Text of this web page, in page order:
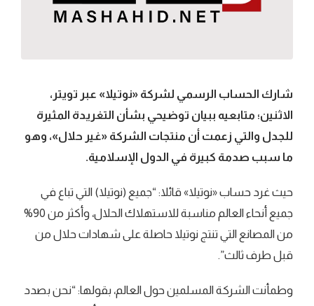
شارك الحساب الرسمي لشركة «نوتيلا» عبر تويتر،
الاثنين؛ متابعيه ببيان توضيحي بشأن التغريدة المثيرة
للجدل والتي زعمت أن منتجات الشركة «غير حلال»، وهو
ما سبب صدمة كبيرة في الدول الإسلامية.
حيث غرد حساب «نوتيلا» قائلا: “جميع (نوتيلا) التي تباع في
جميع أنحاء العالم مناسبة للاستهلاك الحلال، وأكثر من 90%
من المصانع التي تنتج نوتيلا حاصلة على شهادات حلال من
قبل طرف ثالث”.
وطمأنت الشركة المسلمين حول العالم، بقولها: “نحن بصدد